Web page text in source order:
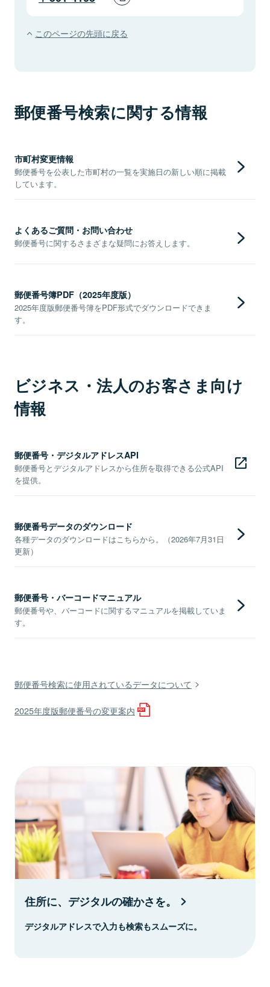
このページの先頭に戻る
郵便番号検索に関する情報
市町村変更情報
郵便番号を公表した市町村の一覧を実施日の新しい順に掲載
しています。
よくあるご質問・お問い合わせ
郵便番号に関するさまざまな疑問にお答えします。
郵便番号簿PDF（2025年度版）
2025年度版郵便番号簿をPDF形式でダウンロードできま
す。
ビジネス・法人のお客さま向け
情報
郵便番号・デジタルアドレスAPI
郵便番号とデジタルアドレスから住所を取得できる公式API
を提供。
郵便番号データのダウンロード
各種データのダウンロードはこちらから。（2026年7月31日
更新）
郵便番号・バーコードマニュアル
郵便番号や、バーコードに関するマニュアルを掲載していま
す。
郵便番号検索に使用されているデータについて
2025年度版郵便番号の変更案内
住所に、デジタルの確かさを。
デジタルアドレスで入力も検索もスムーズに。